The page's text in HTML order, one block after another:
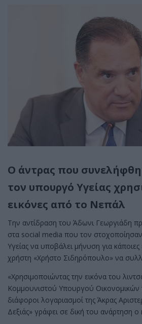
Ο άντρας που
τον υπουργό Υγείας
εικόνες από το Νεπάλ
Την αντίδραση του Άδωνι Γεωργιάδη
στα social media που τον
Υγείας να υποβάλει μήνυση για
χρήστη «Χρήστο Σιδηρόπουλο» να
«Χρησιμοποιώντας την εικόνα του
Κομμουνιστού Υπουργού
διάφοροι λογαριασμοί της Άκρας
Δεξιάς» γράφει σε δική του ανάρτηση ο